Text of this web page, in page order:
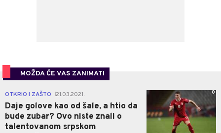
MOŽDA ĆE VAS ZANIMATI
OTKRIO I ZAŠTO 21.03.2021.
Daje golove kao od šale, a htio da
bude zubar? Ovo niste znali o
talentovanom srpskom
0